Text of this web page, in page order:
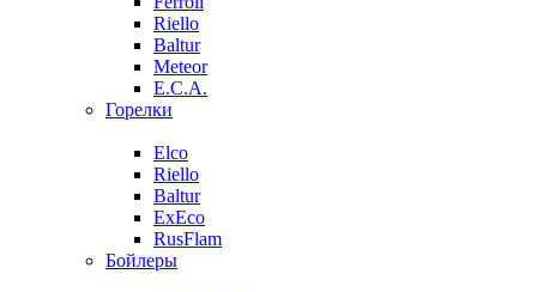
Riello
Baltur
Meteor
E.C.A.
Горелки
Elco
Riello
Baltur
ExEco
RusFlam
Бойлеры